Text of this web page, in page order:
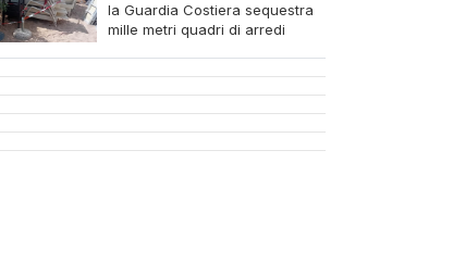
la Guardia Costiera sequestra
mille metri quadri di arredi